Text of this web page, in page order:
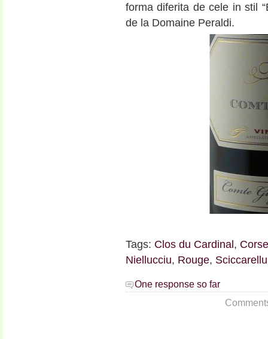
forma diferita de cele in stil
de la Domaine Peraldi.
Tags: Clos du Cardinal , Corse
Niellucciu, Rouge, Sciccarellu
One response so far